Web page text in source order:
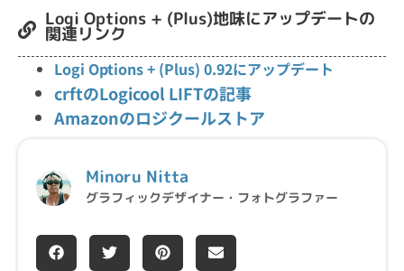
Logi Options + (Plus)地味にアップデートの
関連リンク
Logi Options + (Plus) 0.92にアップデート
crftのLogicool LIFTの記事
Amazonのロジクールストア
Minoru Nitta
グラフィックデザイナー・フォトグラファー